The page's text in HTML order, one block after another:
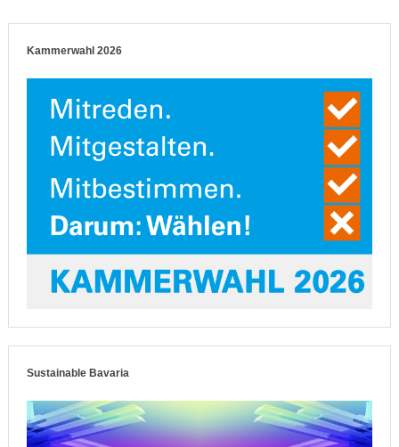
Kammerwahl 2026
Sustainable Bavaria